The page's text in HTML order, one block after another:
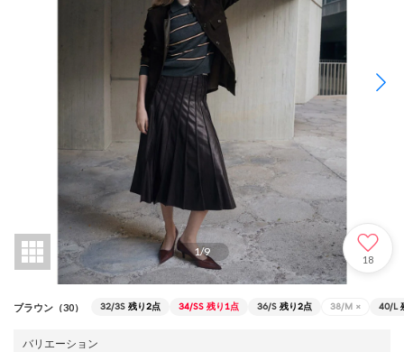
1/9
18
ブラウン（30） 32/3S 残り2点 34/SS 残り1点 36/S 残り2点 38/M × 40/L
バリエーション